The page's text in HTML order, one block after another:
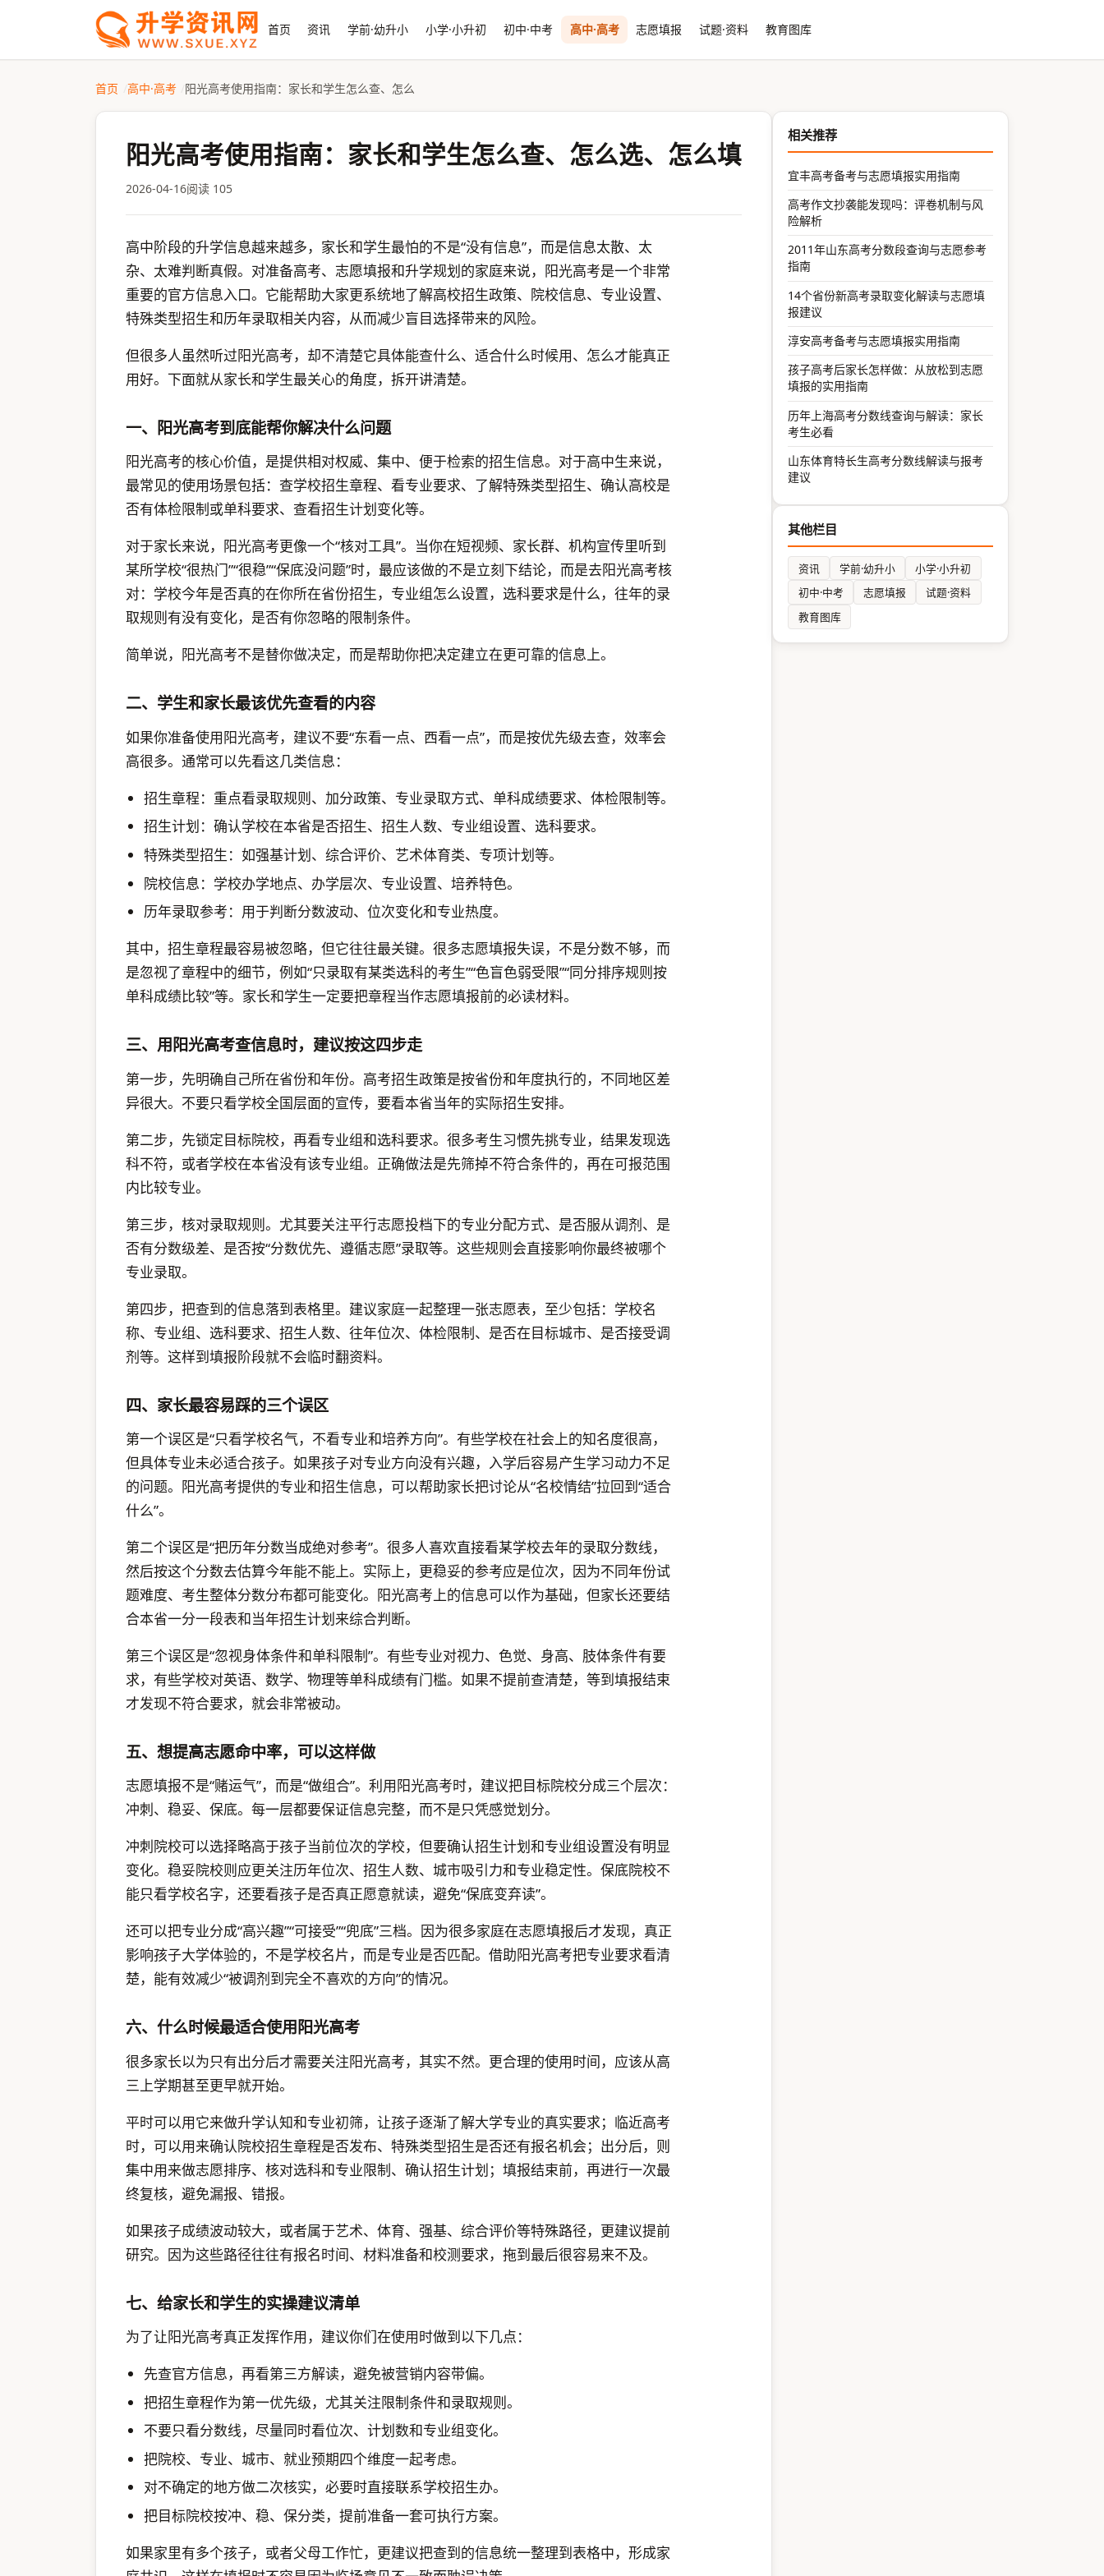
首页 资讯 学前·幼升小 小学·小升初 初中·中考 高中·高考 志愿填报 试题·资料 教育图库
首页 高中·高考 阳光高考使用指南：家长和学生怎么查、怎么
阳光高考使用指南：家长和学生怎么查、怎么选、怎么填
2026-04-16阅读 105
高中阶段的升学信息越来越多，家长和学生最怕的不是“没有信息”，而是信息太散、太
杂、太难判断真假。对准备高考、志愿填报和升学规划的家庭来说，阳光高考是一个非常
重要的官方信息入口。它能帮助大家更系统地了解高校招生政策、院校信息、专业设置、
特殊类型招生和历年录取相关内容，从而减少盲目选择带来的风险。
但很多人虽然听过阳光高考，却不清楚它具体能查什么、适合什么时候用、怎么才能真正
用好。下面就从家长和学生最关心的角度，拆开讲清楚。
一、阳光高考到底能帮你解决什么问题
阳光高考的核心价值，是提供相对权威、集中、便于检索的招生信息。对于高中生来说，
最常见的使用场景包括：查学校招生章程、看专业要求、了解特殊类型招生、确认高校是
否有体检限制或单科要求、查看招生计划变化等。
对于家长来说，阳光高考更像一个“核对工具”。当你在短视频、家长群、机构宣传里听到
某所学校“很热门”“很稳”“保底没问题”时，最应该做的不是立刻下结论，而是去阳光高考核
对：学校今年是否真的在你所在省份招生，专业组怎么设置，选科要求是什么，往年的录
取规则有没有变化，是否有你忽略的限制条件。
简单说，阳光高考不是替你做决定，而是帮助你把决定建立在更可靠的信息上。
二、学生和家长最该优先查看的内容
如果你准备使用阳光高考，建议不要“东看一点、西看一点”，而是按优先级去查，效率会
高很多。通常可以先看这几类信息：
招生章程：重点看录取规则、加分政策、专业录取方式、单科成绩要求、体检限制等。
招生计划：确认学校在本省是否招生、招生人数、专业组设置、选科要求。
特殊类型招生：如强基计划、综合评价、艺术体育类、专项计划等。
院校信息：学校办学地点、办学层次、专业设置、培养特色。
历年录取参考：用于判断分数波动、位次变化和专业热度。
其中，招生章程最容易被忽略，但它往往最关键。很多志愿填报失误，不是分数不够，而
是忽视了章程中的细节，例如“只录取有某类选科的考生”“色盲色弱受限”“同分排序规则按
单科成绩比较”等。家长和学生一定要把章程当作志愿填报前的必读材料。
三、用阳光高考查信息时，建议按这四步走
第一步，先明确自己所在省份和年份。高考招生政策是按省份和年度执行的，不同地区差
异很大。不要只看学校全国层面的宣传，要看本省当年的实际招生安排。
第二步，先锁定目标院校，再看专业组和选科要求。很多考生习惯先挑专业，结果发现选
科不符，或者学校在本省没有该专业组。正确做法是先筛掉不符合条件的，再在可报范围
内比较专业。
第三步，核对录取规则。尤其要关注平行志愿投档下的专业分配方式、是否服从调剂、是
否有分数级差、是否按“分数优先、遵循志愿”录取等。这些规则会直接影响你最终被哪个
专业录取。
第四步，把查到的信息落到表格里。建议家庭一起整理一张志愿表，至少包括：学校名
称、专业组、选科要求、招生人数、往年位次、体检限制、是否在目标城市、是否接受调
剂等。这样到填报阶段就不会临时翻资料。
四、家长最容易踩的三个误区
第一个误区是“只看学校名气，不看专业和培养方向”。有些学校在社会上的知名度很高，
但具体专业未必适合孩子。如果孩子对专业方向没有兴趣，入学后容易产生学习动力不足
的问题。阳光高考提供的专业和招生信息，可以帮助家长把讨论从“名校情结”拉回到“适合
什么”。
第二个误区是“把历年分数当成绝对参考”。很多人喜欢直接看某学校去年的录取分数线，
然后按这个分数去估算今年能不能上。实际上，更稳妥的参考应是位次，因为不同年份试
题难度、考生整体分数分布都可能变化。阳光高考上的信息可以作为基础，但家长还要结
合本省一分一段表和当年招生计划来综合判断。
第三个误区是“忽视身体条件和单科限制”。有些专业对视力、色觉、身高、肢体条件有要
求，有些学校对英语、数学、物理等单科成绩有门槛。如果不提前查清楚，等到填报结束
才发现不符合要求，就会非常被动。
五、想提高志愿命中率，可以这样做
志愿填报不是“赌运气”，而是“做组合”。利用阳光高考时，建议把目标院校分成三个层次：
冲刺、稳妥、保底。每一层都要保证信息完整，而不是只凭感觉划分。
冲刺院校可以选择略高于孩子当前位次的学校，但要确认招生计划和专业组设置没有明显
变化。稳妥院校则应更关注历年位次、招生人数、城市吸引力和专业稳定性。保底院校不
能只看学校名字，还要看孩子是否真正愿意就读，避免“保底变弃读”。
还可以把专业分成“高兴趣”“可接受”“兜底”三档。因为很多家庭在志愿填报后才发现，真正
影响孩子大学体验的，不是学校名片，而是专业是否匹配。借助阳光高考把专业要求看清
楚，能有效减少“被调剂到完全不喜欢的方向”的情况。
六、什么时候最适合使用阳光高考
很多家长以为只有出分后才需要关注阳光高考，其实不然。更合理的使用时间，应该从高
三上学期甚至更早就开始。
平时可以用它来做升学认知和专业初筛，让孩子逐渐了解大学专业的真实要求；临近高考
时，可以用来确认院校招生章程是否发布、特殊类型招生是否还有报名机会；出分后，则
集中用来做志愿排序、核对选科和专业限制、确认招生计划；填报结束前，再进行一次最
终复核，避免漏报、错报。
如果孩子成绩波动较大，或者属于艺术、体育、强基、综合评价等特殊路径，更建议提前
研究。因为这些路径往往有报名时间、材料准备和校测要求，拖到最后很容易来不及。
七、给家长和学生的实操建议清单
为了让阳光高考真正发挥作用，建议你们在使用时做到以下几点：
先查官方信息，再看第三方解读，避免被营销内容带偏。
把招生章程作为第一优先级，尤其关注限制条件和录取规则。
不要只看分数线，尽量同时看位次、计划数和专业组变化。
把院校、专业、城市、就业预期四个维度一起考虑。
对不确定的地方做二次核实，必要时直接联系学校招生办。
把目标院校按冲、稳、保分类，提前准备一套可执行方案。
如果家里有多个孩子，或者父母工作忙，更建议把查到的信息统一整理到表格中，形成家
相关推荐
宜丰高考备考与志愿填报实用指南
高考作文抄袭能发现吗：评卷机制与风
险解析
2011年山东高考分数段查询与志愿参考
指南
14个省份新高考录取变化解读与志愿填
报建议
淳安高考备考与志愿填报实用指南
孩子高考后家长怎样做：从放松到志愿
填报的实用指南
历年上海高考分数线查询与解读：家长
考生必看
山东体育特长生高考分数线解读与报考
建议
其他栏目
资讯 学前·幼升小
小学·小升初
初中·中考
志愿填报
试题·资料
教育图库